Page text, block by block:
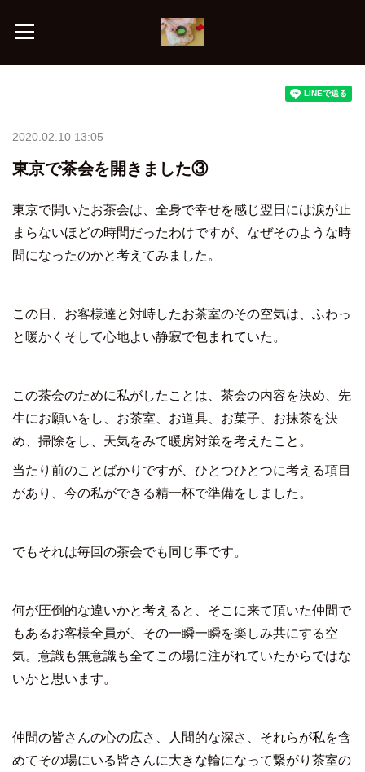
2020.02.10 13:05
東京で茶会を開きました③
東京で開いたお茶会は、全身で幸せを感じ翌日には涙が止
まらないほどの時間だったわけですが、なぜそのような時
間になったのかと考えてみました。
この日、お客様達と対峙したお茶室のその空気は、ふわっ
と暖かくそして心地よい静寂で包まれていた。
この茶会のために私がしたことは、茶会の内容を決め、先
生にお願いをし、お茶室、お道具、お菓子、お抹茶を決
め、掃除をし、天気をみて暖房対策を考えたこと。
当たり前のことばかりですが、ひとつひとつに考える項目
があり、今の私ができる精一杯で準備をしました。
でもそれは毎回の茶会でも同じ事です。
何が圧倒的な違いかと考えると、そこに来て頂いた仲間で
もあるお客様全員が、その一瞬一瞬を楽しみ共にする空
気。 意識も無意識も全てこの場に注がれていたからではな
いかと思います。
仲間の皆さんの心の広さ、人間的な深さ、それらが私を含
めてその場にいる皆さんに大きな輪になって繋がり茶室の